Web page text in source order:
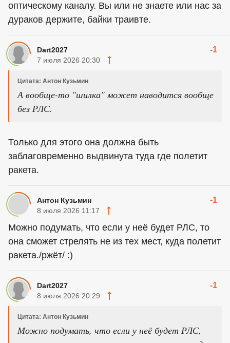
оптическому каналу. Вы или не знаете или нас за
дураков держите, байки траивте.
Dart2027 -1
7 июля 2026 20:30
Цитата: Антон Кузьмин
А вообще-то "шилка" может наводится вообще
без РЛС.
Только для этого она должна быть
заблаговременно выдвинута туда где полетит
ракета.
Антон Кузьмин -1
8 июля 2026 11:17
Можно подумать, что если у неё будет РЛС, то
она сможет стрелять не из тех мест, куда полетит
ракета./ржёт/ :)
Dart2027 -1
8 июля 2026 20:29
Цитата: Антон Кузьмин
Можно подумать, что если у неё будет РЛС,